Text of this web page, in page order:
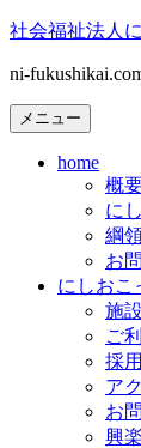
コ
テ
ン
ツ
社会福祉法人
ni-
メニュー
home
概
に
綱
お
にしおこ
施
ご
採
ア
お
興